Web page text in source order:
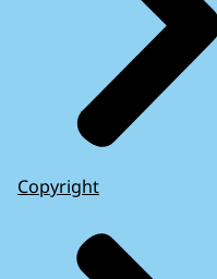
Copyright